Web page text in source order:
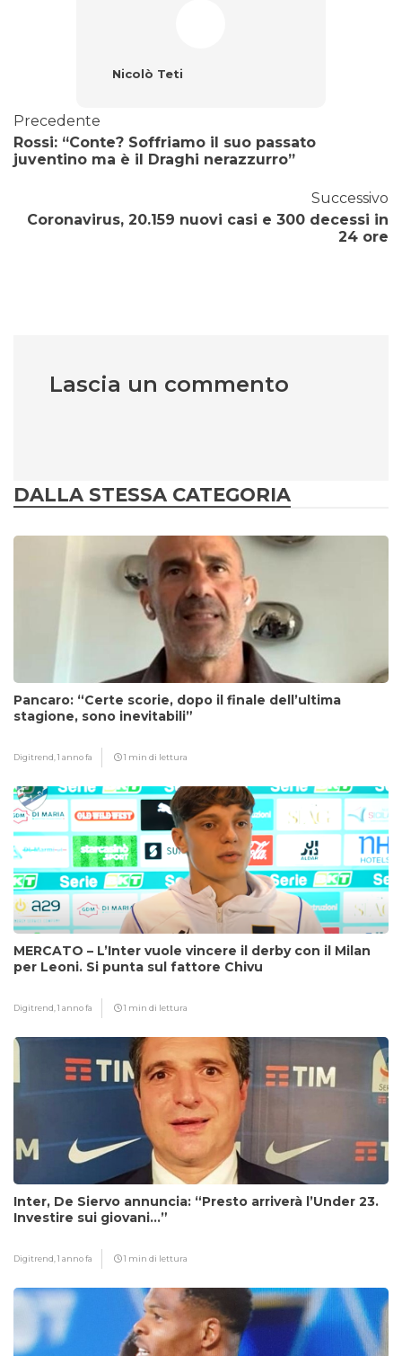
Nicolò Teti
Precedente
Rossi: “Conte? Soffriamo il suo passato
juventino ma è il Draghi nerazzurro”
Successivo
Coronavirus, 20.159 nuovi casi e 300 decessi in
24 ore
Lascia un commento
DALLA STESSA CATEGORIA
Pancaro: “Certe scorie, dopo il finale dell’ultima
stagione, sono inevitabili”
Digitrend,1 anno fa 1 min di lettura
MERCATO – L’Inter vuole vincere il derby con il Milan
per Leoni. Si punta sul fattore Chivu
Digitrend,1 anno fa 1 min di lettura
Inter, De Siervo annuncia: “Presto arriverà l’Under 23.
Investire sui giovani…”
Digitrend,1 anno fa 1 min di lettura